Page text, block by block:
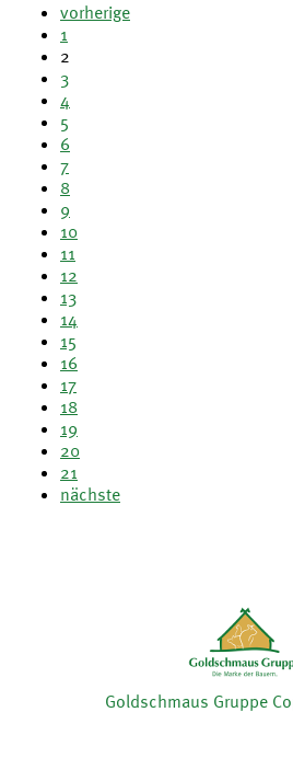
vorherige
1
2
3
4
5
6
7
8
9
10
11
12
13
14
15
16
17
18
19
20
21
nächste
Goldschmaus Gruppe